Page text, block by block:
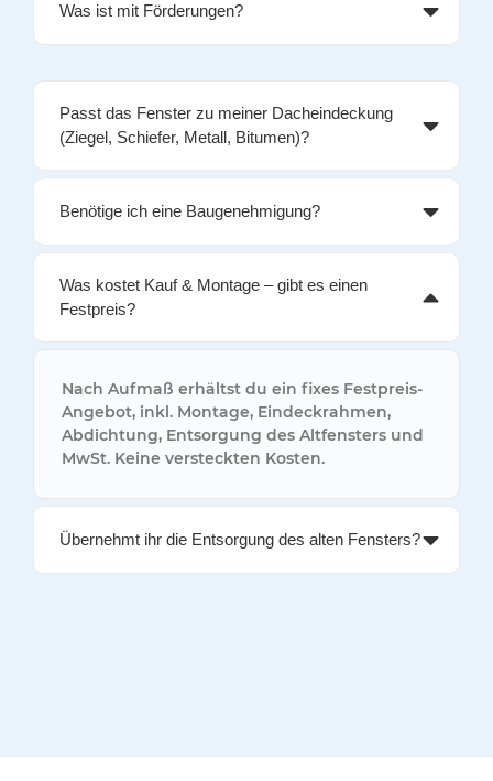
Was ist mit Förderungen?
Passt das Fenster zu meiner Dacheindeckung
(Ziegel, Schiefer, Metall, Bitumen)?
Benötige ich eine Baugenehmigung?
Was kostet Kauf & Montage – gibt es einen
Festpreis?
Nach Aufmaß erhältst du ein fixes Festpreis-
Angebot, inkl. Montage, Eindeckrahmen,
Abdichtung, Entsorgung des Altfensters und
MwSt. Keine versteckten Kosten.
Übernehmt ihr die Entsorgung des alten Fensters?